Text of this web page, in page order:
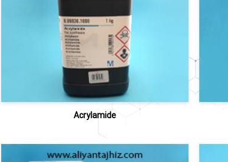
Acrylamide